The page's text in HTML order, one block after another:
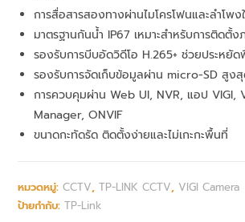
การสื่อสารสองทางผ่านไมโครโฟนและลำโพง
มาตรฐานกันน้ำ IP67 เหมาะสำหรับการติดตั้
รองรับการบีบอัดวิดีโอ H.265+ ช่วยประหยั
รองรับการจัดเก็บข้อมูลผ่าน micro-SD สูงสุ
การควบคุมผ่าน Web UI, NVR, แอป VIGI,
Manager, ONVIF
ขนาดกะทัดรัด ติดตั้งง่ายและไม่เกะกะพื้นที่
หมวดหมู่:CCTV,TP-LINK CCTV, VIGI Camera
ป้ายกำกับ:TP-Link